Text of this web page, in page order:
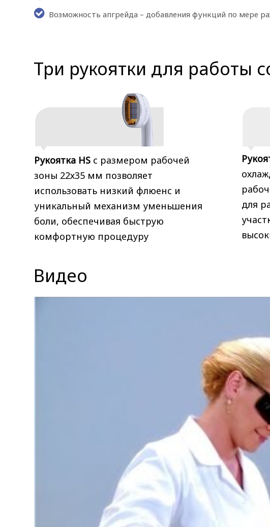
Возможность апгрейда – добавления функций по мере
Три рукоятки для работы
Рукоятка HS с размером рабочей
зоны 22х35 мм позволяет
использовать низкий флюенс и
уникальный механизм уменьшения
боли, обеспечивая быструю
комфортную процедуру
для
Видео